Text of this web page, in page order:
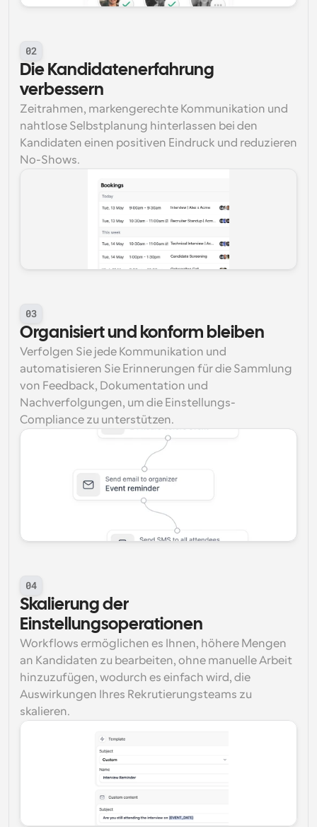
02
Die Kandidatenerfahrung
verbessern
Zeitrahmen, markengerechte Kommunikation und
nahtlose Selbstplanung hinterlassen bei den
Kandidaten einen positiven Eindruck und reduzieren
No-Shows.
03
Organisiert und konform bleiben
Verfolgen Sie jede Kommunikation und
automatisieren Sie Erinnerungen für die Sammlung
von Feedback, Dokumentation und
Nachverfolgungen, um die Einstellungs-
Compliance zu unterstützen.
04
Skalierung der
Einstellungsoperationen
Workflows ermöglichen es Ihnen, höhere Mengen
an Kandidaten zu bearbeiten, ohne manuelle Arbeit
hinzuzufügen, wodurch es einfach wird, die
Auswirkungen Ihres Rekrutierungsteams zu
skalieren.